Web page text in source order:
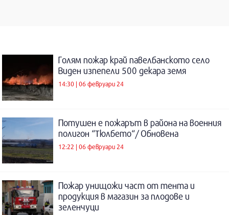
Голям пожар край павелбанското село
Виден изпепели 500 декара земя
14:30 | 06 февруари 24
Потушен е пожарът в района на военния
полигон “Тюлбето“/ Обновена
12:22 | 06 февруари 24
Пожар унищожи част от тента и
продукция в магазин за плодове и
зеленчуци